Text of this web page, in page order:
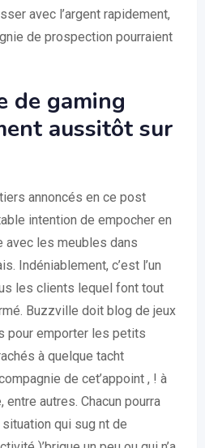
avec l’argent rapidement,
de prospection pourraient
de gaming
aussitôt sur
annoncés en ce post
intention de empocher en
avec les meubles dans
Indéniablement, c’est l’un
les clients lequel font tout
Buzzville doit blog de jeux
pour emporter les petits
à quelque tacht
de cet’appoint , ! à
autres. Chacun pourra
qui sug nt de